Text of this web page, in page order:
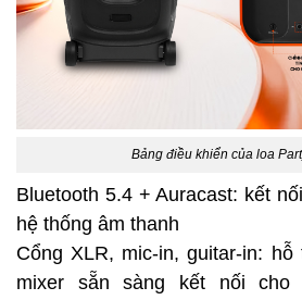
Bảng điều khiển của loa
Bluetooth 5.4 + Auracast: kết
hệ thống âm thanh
Cổng XLR, mic-in, guitar-in:
mixer sẵn sàng kết nối